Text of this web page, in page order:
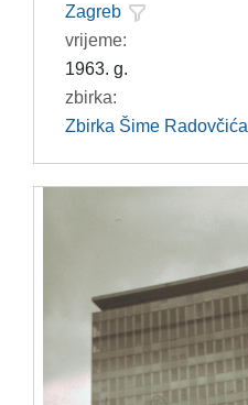
Zagreb
vrijeme:
1963. g.
zbirka:
Zbirka Šime Radovčića